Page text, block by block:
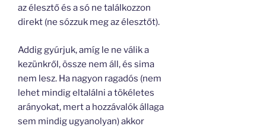
az élesztő és a só ne találkozzon
direkt (ne sózzuk meg az élesztőt).
Addig gyúrjuk, amíg le ne válik a
kezünkről, össze nem áll, és sima
nem lesz. Ha nagyon ragadós (nem
lehet mindig eltalálni a tökéletes
arányokat, mert a hozzávalók állaga
sem mindig ugyanolyan) akkor